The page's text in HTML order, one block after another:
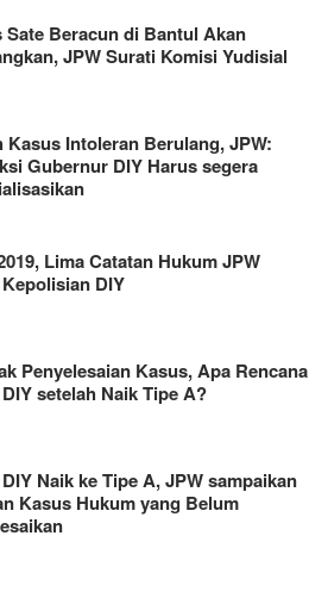
Sate Beracun di Bantul Akan
JPW Surati Komisi Yudisial
Kasus Intoleran Berulang, JPW:
Gubernur DIY Harus segera
Lima Catatan Hukum JPW
DIY
Penyelesaian Kasus, Apa Rencana
setelah Naik Tipe A?
Naik ke Tipe A, JPW sampaikan
Kasus Hukum yang Belum